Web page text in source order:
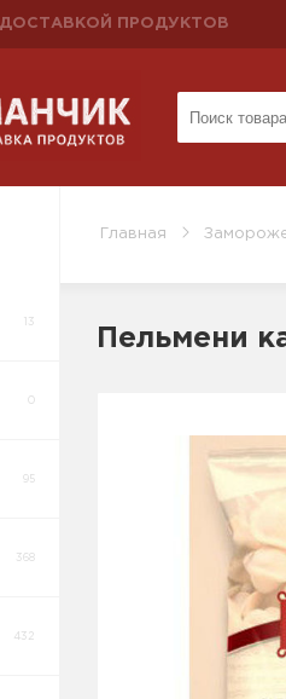
ПРОДУКТОВ
Главная
13
95
368
432
Пельмени